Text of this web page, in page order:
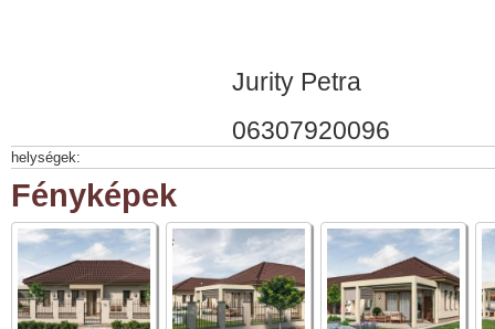
Jurity Petra
06307920096
helységek:
Fényképek